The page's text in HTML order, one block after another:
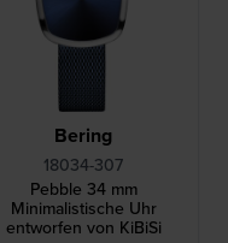
Bering
18034-307
Pebble 34 mm
Minimalistische Uhr
entworfen von KiBiSi